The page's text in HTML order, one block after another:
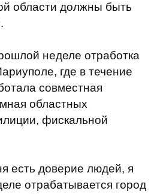
области должны быть
неделе отработка
где в течение
совместная
областных
фискальной
есть доверие людей, я
отрабатывается город